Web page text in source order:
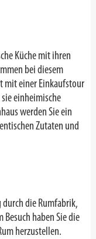
Küche mit ihren
bei diesem
mit einer Einkaufstour
einheimische
werden Sie ein
Zutaten und
durch die Rumfabrik,
haben Sie die
herzustellen.